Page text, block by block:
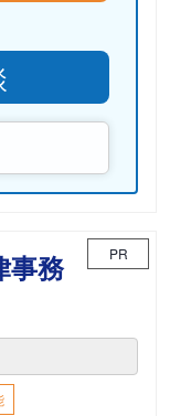
事務
PR